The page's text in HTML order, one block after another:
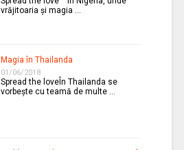
vrăjitoaria şi magia …
Magia în Thailanda
01/06/2018
Spread the loveÎn Thailanda se
vorbeşte cu teamă de multe …